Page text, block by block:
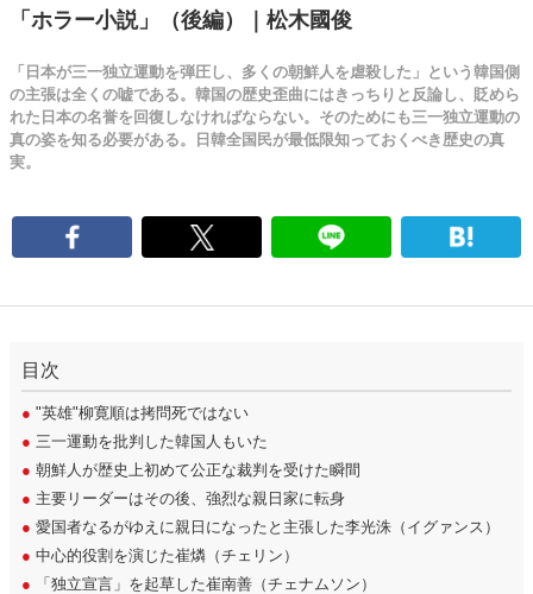
「ホラー小説」（後編）｜松木國俊
「日本が三一独立運動を弾圧し、多くの朝鮮人を虐殺した」という韓国側
の主張は全くの嘘である。韓国の歴史歪曲にはきっちりと反論し、貶めら
れた日本の名誉を回復しなければならない。そのためにも三一独立運動の
真の姿を知る必要がある。日韓全国民が最低限知っておくべき歴史の真
実。
目次
● "英雄"柳寛順は拷問死ではない
● 三一運動を批判した韓国人もいた
● 朝鮮人が歴史上初めて公正な裁判を受けた瞬間
● 主要リーダーはその後、強烈な親日家に転身
● 愛国者なるがゆえに親日になったと主張した李光洙（イグァンス）
● 中心的役割を演じた崔燐（チェリン）
● 「独立宣言」を起草した崔南善（チェナムソン）